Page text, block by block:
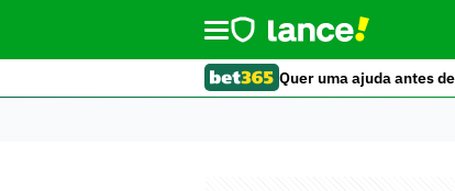
Quer uma ajuda antes